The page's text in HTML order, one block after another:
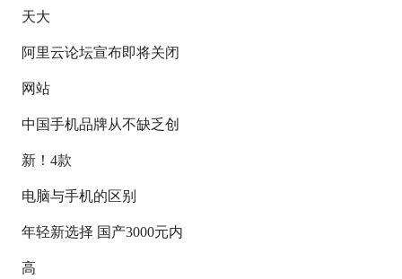
天大
阿里云论坛宣布即将关闭
网站
中国手机品牌从不缺乏创
新！4款
电脑与手机的区别
年轻新选择 国产3000元内
高